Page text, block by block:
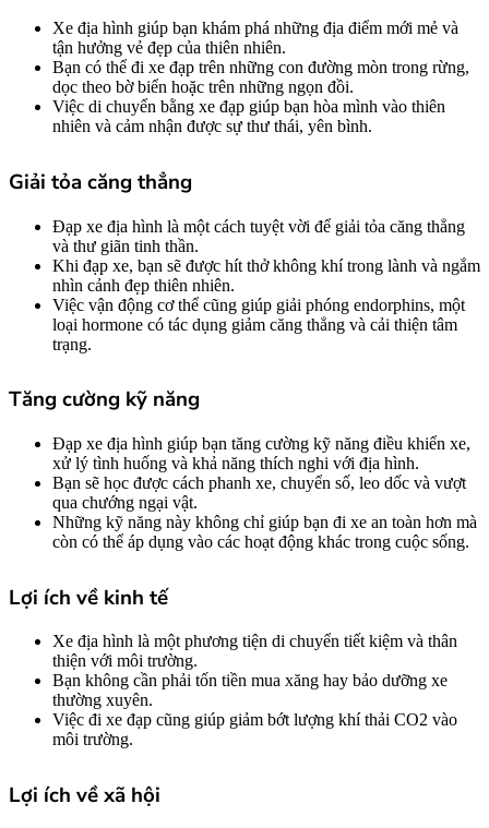
Xe địa hình giúp bạn khám phá những địa điểm mới mẻ và
tận hưởng vẻ đẹp của thiên nhiên.
Bạn có thể đi xe đạp trên những con đường mòn trong rừng,
dọc theo bờ biển hoặc trên những ngọn đồi.
Việc di chuyển bằng xe đạp giúp bạn hòa mình vào thiên
nhiên và cảm nhận được sự thư thái, yên bình.
Giải tỏa căng thẳng
Đạp xe địa hình là một cách tuyệt vời để giải tỏa căng thẳng
và thư giãn tinh thần.
Khi đạp xe, bạn sẽ được hít thở không khí trong lành và ngắm
nhìn cảnh đẹp thiên nhiên.
Việc vận động cơ thể cũng giúp giải phóng endorphins, một
loại hormone có tác dụng giảm căng thẳng và cải thiện tâm
trạng.
Tăng cường kỹ năng
Đạp xe địa hình giúp bạn tăng cường kỹ năng điều khiển xe,
xử lý tình huống và khả năng thích nghi với địa hình.
Bạn sẽ học được cách phanh xe, chuyển số, leo dốc và vượt
qua chướng ngại vật.
Những kỹ năng này không chỉ giúp bạn đi xe an toàn hơn mà
còn có thể áp dụng vào các hoạt động khác trong cuộc sống.
Lợi ích về kinh tế
Xe địa hình là một phương tiện di chuyển tiết kiệm và thân
thiện với môi trường.
Bạn không cần phải tốn tiền mua xăng hay bảo dưỡng xe
thường xuyên.
Việc đi xe đạp cũng giúp giảm bớt lượng khí thải CO2 vào
môi trường.
Lợi ích về xã hội